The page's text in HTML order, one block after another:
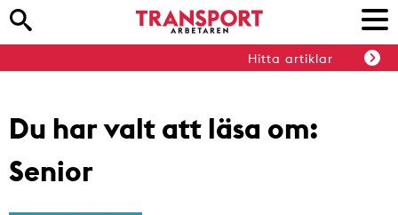
Hitta artiklar
Du har valt att läsa om:
Senior